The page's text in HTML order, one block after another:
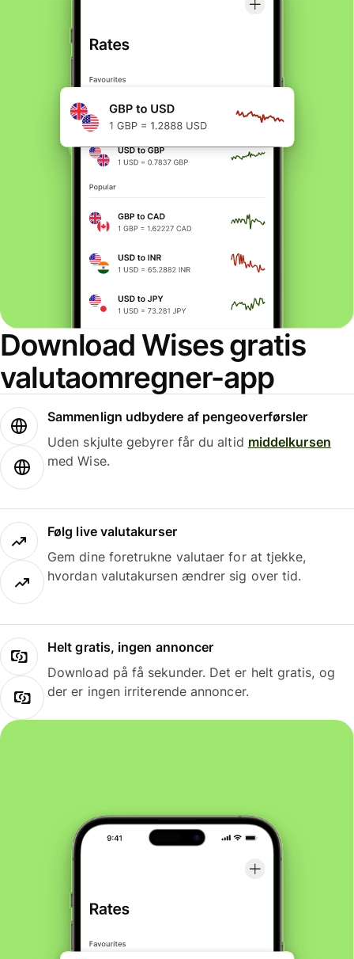
Download Wises gratis
valutaomregner-app
Sammenlign udbydere af pengeoverførsler
Uden skjulte gebyrer får du altid middelkursen
med Wise.
Følg live valutakurser
Gem dine foretrukne valutaer for at tjekke,
hvordan valutakursen ændrer sig over tid.
Helt gratis, ingen annoncer
Download på få sekunder. Det er helt gratis, og
der er ingen irriterende annoncer.